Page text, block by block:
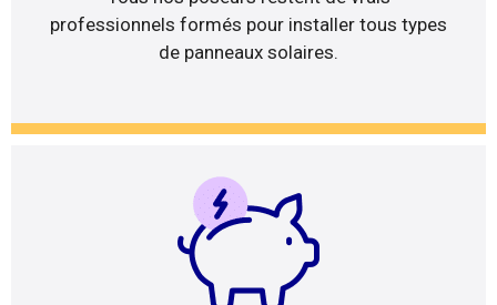
professionnels formés pour installer tous types
de panneaux solaires.